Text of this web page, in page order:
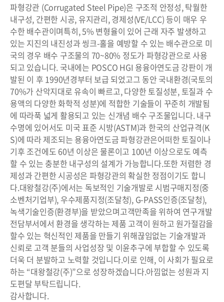
파형강관 (Corrugated Steel Pipe)은 구조적 안정성, 탁월한
내구성, 간편한 시공, 유지관리, 경제성(VE/LCC) 등이 매우 우
수한 배수관이며특히, 5% 변형율이 있어 근래 자주 발생하고
있는 지진의 내진성과 씽크-홀을 예방할 수 있는 배수관으로 미
국의 경우 배수 구조물의 70~80% 정도가 파형강관으로 사용
되고 있습니다. 국내에는 POSCO HGI 용융아연도금 강판이 개
발된 이 후 1990년경부터 보급 되었고그 동안 국내환경(국토의
70%가 산악지대로 유속이 빠르고, 다양한 토질성분, 토질과 수
용액의 다양한 화학적 성분)에 적합한 기술들이 꾸준히 개발됨
에 따라푹 넓게 활용되고 있는 신개념 배수 구조물입니다.내구
수명에 있어서도 미국 표준 시방(ASTM)과 한국의 산업규격(K
S)에 따라 제조되는 용융아연도금 파형강관은어떠한 토질이나
기후 조건에도 60년 이상은 물론이고 100년 이상으로도 예측
할 수 있는 충분한 내구성의 설계가 가능합니다.또한 저렴한 경
제성과 간편한 시공성은 파형강관의 확실한 정점이기도 합니
다.대왕철강(주)에서는 독보적인 기술개발로 시범구매지정(중
소벤처기업부), 우수제품지정(조달청), G-PASS인증(조달청),
녹색기술인증(환경부)을 받았으며고객만족을 위하여 연구개발
전담부서에서 환경을 생각하는 제품 고객이 원하고 원가절감을
할수 있는 혁신적인 제품을 만들기 위해끊임없는 기술개발과
신뢰로 고객 분들의 사업성장 및 이윤추구에 부합할 수 있도록
더욱 더 분발하고 노력할 것입니다.이로 인해, 이 사회가 필요로
하는 “대왕철강(주)”으로 성장하겠습니다.아낌없는 성원과 지
도편달 부탁드립니다.
감사합니다.